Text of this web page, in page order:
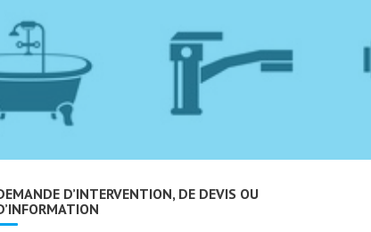
D’INTERVENTION, DE DEVIS OU